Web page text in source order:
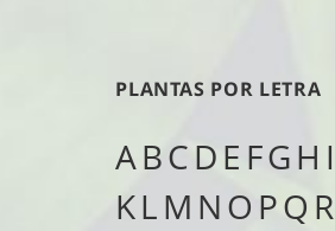
PLANTAS POR LETRA
ABCDE FGH I
KLM NO PQ R